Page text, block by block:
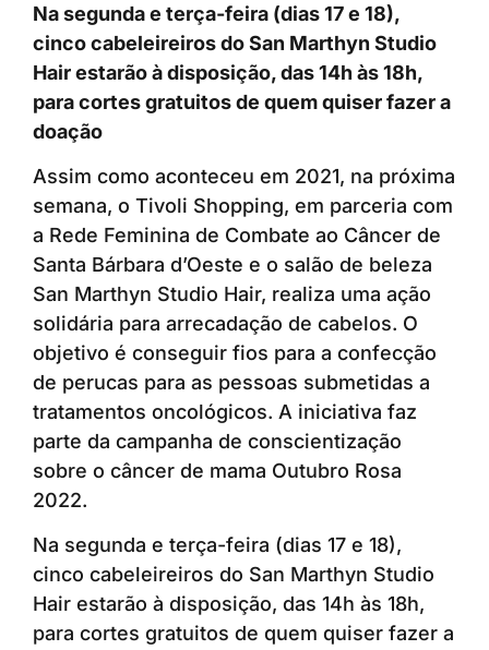
Na segunda e terça-feira (dias 17 e 18),
cinco cabeleireiros do San Marthyn Studio
Hair estarão à disposição, das 14h às 18h,
para cortes gratuitos de quem quiser fazer a
doação
Assim como aconteceu em 2021, na próxima
semana, o Tivoli Shopping, em parceria com
a Rede Feminina de Combate ao Câncer de
Santa Bárbara d’Oeste e o salão de beleza
San Marthyn Studio Hair, realiza uma ação
solidária para arrecadação de cabelos. O
objetivo é conseguir fios para a confecção
de perucas para as pessoas submetidas a
tratamentos oncológicos. A iniciativa faz
parte da campanha de conscientização
sobre o câncer de mama Outubro Rosa
2022.
Na segunda e terça-feira (dias 17 e 18),
cinco cabeleireiros do San Marthyn Studio
Hair estarão à disposição, das 14h às 18h,
para cortes gratuitos de quem quiser fazer a